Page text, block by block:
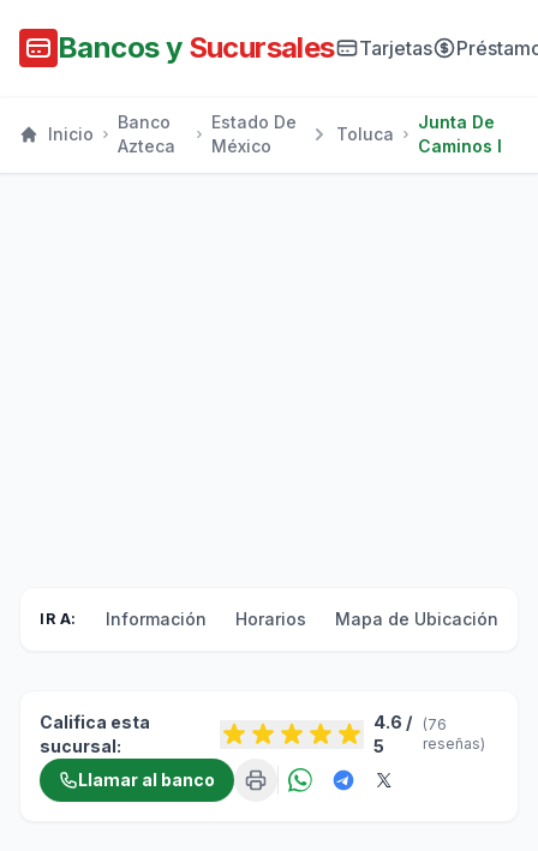
Bancos y Sucursales Tarjetas
Inicio
Banco
Azteca
Estado De
México
Toluca
Junta De
Caminos I
IR A: Información Horarios Mapa de Ubicación
Califica esta
sucursal:
4.6 /
5
(76
reseñas)
Llamar al banco